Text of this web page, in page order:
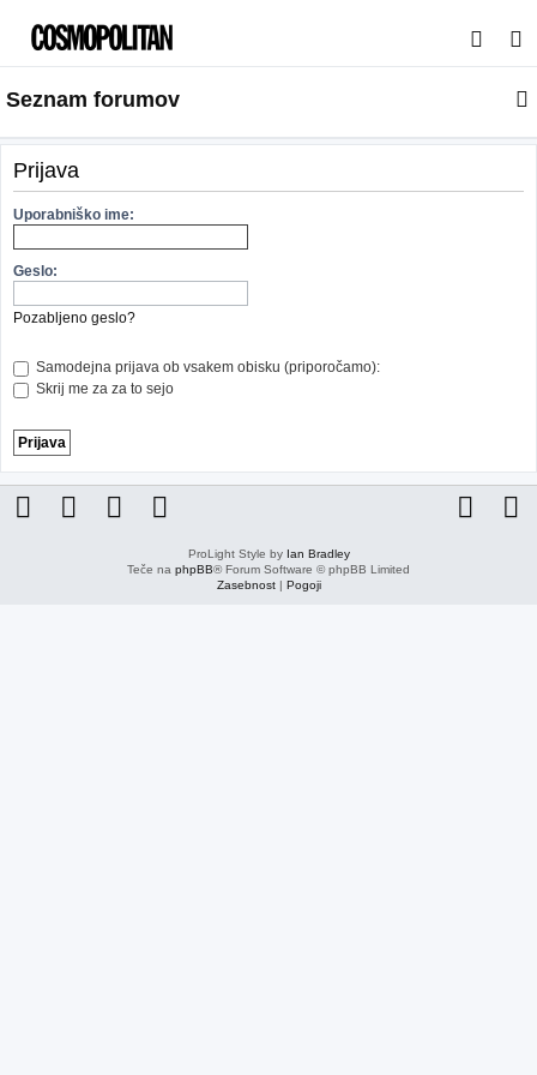
s
a
j
Seznam forumov
Prijava
Uporabniško ime:
Geslo:
Pozabljeno geslo?
Samodejna prijava ob vsakem obisku (priporočamo):
Skrij me za za to sejo
ProLight Style by Ian Bradley
Teče na phpBB® Forum Software © phpBB Limited
Zasebnost| Pogoji